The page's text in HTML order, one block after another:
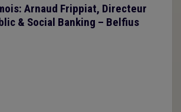
Arnaud Frippiat, Directeur
& Social Banking – Belfius